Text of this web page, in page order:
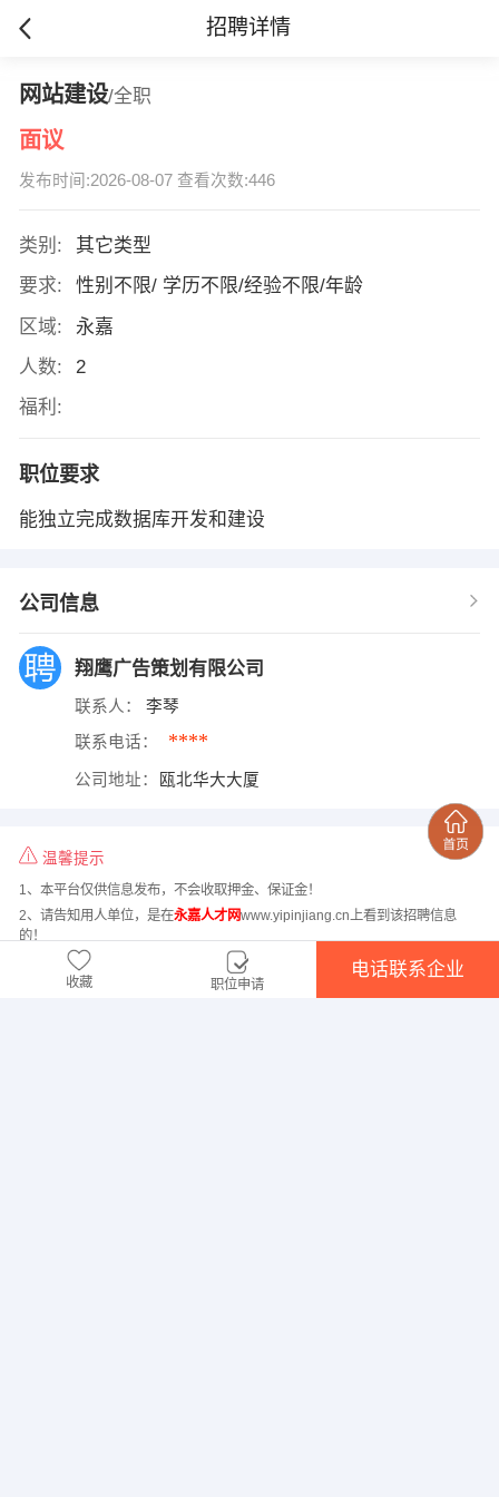
招聘详情
网站建设/全职
面议
发布时间:2026-08-07 查看次数:446
类别:
其它类型
要求:
性别不限/ 学历不限/经验不限/年龄
区域:
永嘉
人数:
2
福利:
职位要求
能独立完成数据库开发和建设
公司信息
翔鹰广告策划有限公司
联系人： 李琴
联系电话： ****
公司地址： 瓯北华大大厦
温馨提示
1、本平台仅供信息发布，不会收取押金、保证金！
2、请告知用人单位，是在永嘉人才网www.yipinjiang.cn上看到该招聘信息
的！
收藏 职位申请
电话联系企业